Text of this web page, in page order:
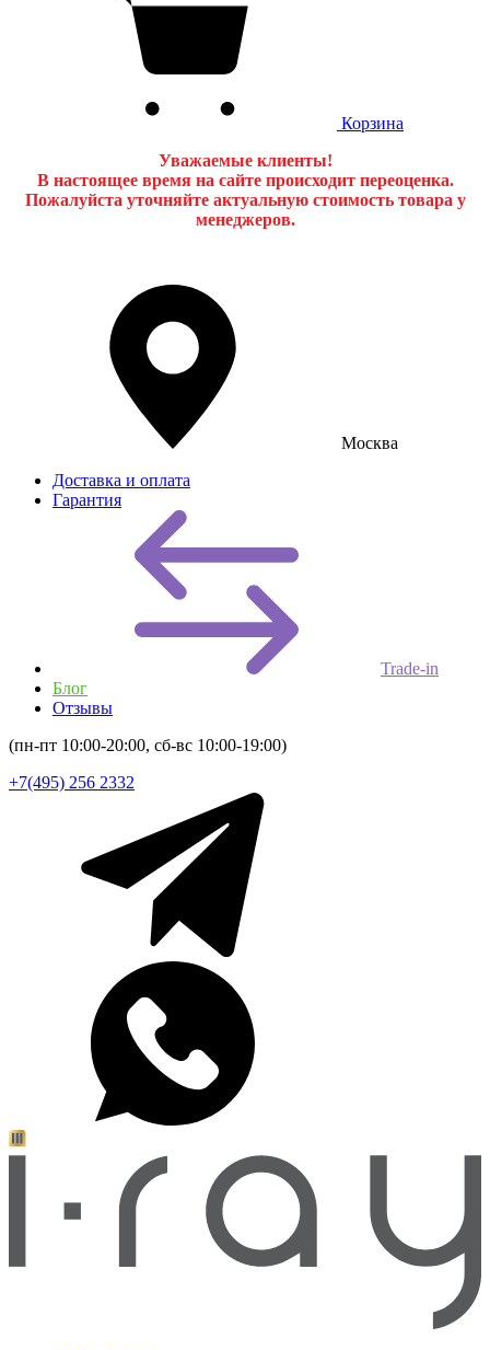
Корзина
Уважаемые клиенты!
В настоящее время на сайте происходит переоценка.
Пожалуйста уточняйте актуальную стоимость товара у
менеджеров.
Москва
Доставка и оплата
Гарантия
Trade-in
Блог
Отзывы
(пн-пт 10:00-20:00, сб-вс 10:00-19:00)
+7(495) 256 2332